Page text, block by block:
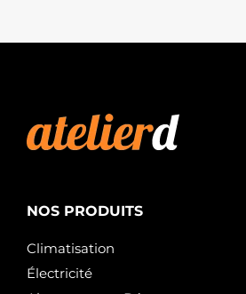
NOS PRODUITS
Climatisation
Électricité